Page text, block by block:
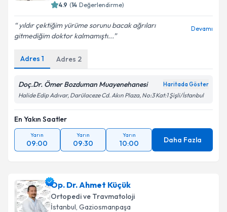
4.9 (14 Değerlendirme)
yıldır çektiğim yürüme sorunu bacak ağrıları
gitmediğim doktor kalmamıştı...
Devamı
Adres 1 Adres 2
Doç.Dr. Ömer Bozduman Muayenehanesi Haritada Göster
Halide Edip Adıvar, Darülaceze Cd. Akın Plaza, No:3 Kat:1 Şişli/İstanbul
En Yakın Saatler
Yarın
09:00
Yarın
09:30
Yarın
10:00 Daha Fazla
Op. Dr. Ahmet Küçük
Ortopedi ve Travmatoloji
İstanbul, Gaziosmanpaşa